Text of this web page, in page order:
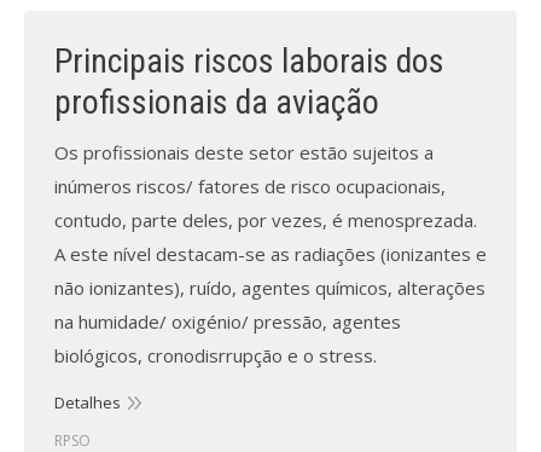
Submeta aqui
Formação Profissional
Bolsa de emprego (oferta/
procura)
Sugestões para os Leitores
Investigarem
Congressos
Principais riscos laborais dos
profissionais da aviação
Os profissionais deste setor estão sujeitos a
inúmeros riscos/ fatores de risco ocupacionais,
contudo, parte deles, por vezes, é menosprezada.
A este nível destacam-se as radiações (ionizantes e
não ionizantes), ruído, agentes químicos, alterações
na humidade/ oxigénio/ pressão, agentes
biológicos, cronodisrrupção e o stress.
Detalhes
RPSO